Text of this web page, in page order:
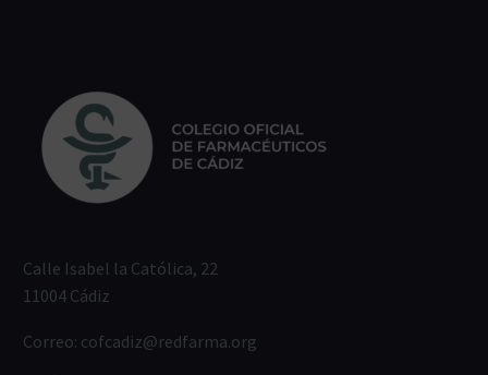
Calle Isabel la Católica, 22
11004 Cádiz
Correo: cofcadiz@redfarma.org